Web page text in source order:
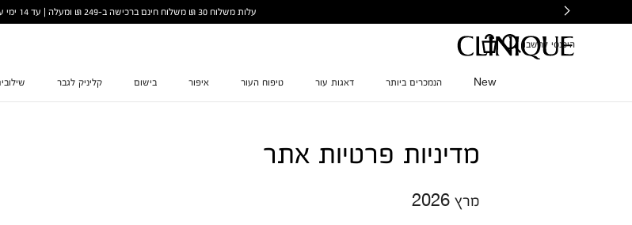
עלות משלוח 30 ₪ משלוח חינם ברכישה ב-249 ₪ ומעלה | עד 14 ימי עסקים
היכנסי לחשבון
New הנמכרים ביותר דאגות עור טיפוח העור איפור בישום קליניק לגבר
מדיניות פרטיות אתר
מרץ 2026